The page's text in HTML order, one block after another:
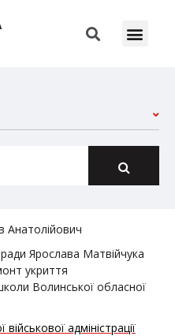
Анатолійович
Ярослава Матвійчука
укриття
Волинської обласної
адміністрації